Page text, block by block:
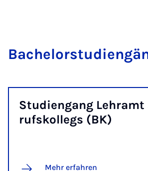
Stu­dien­gang
rufs­kol­legs (BK)
Mehr erfahren